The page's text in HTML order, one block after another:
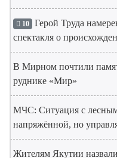
10 Герой Труда
спектакля о
В Мирном почтили
руднике «Мир»
МЧС: Ситуация с
напряжённой, но
Жителям Якутии